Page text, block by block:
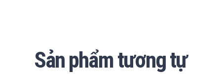
Sản phẩm tương tự